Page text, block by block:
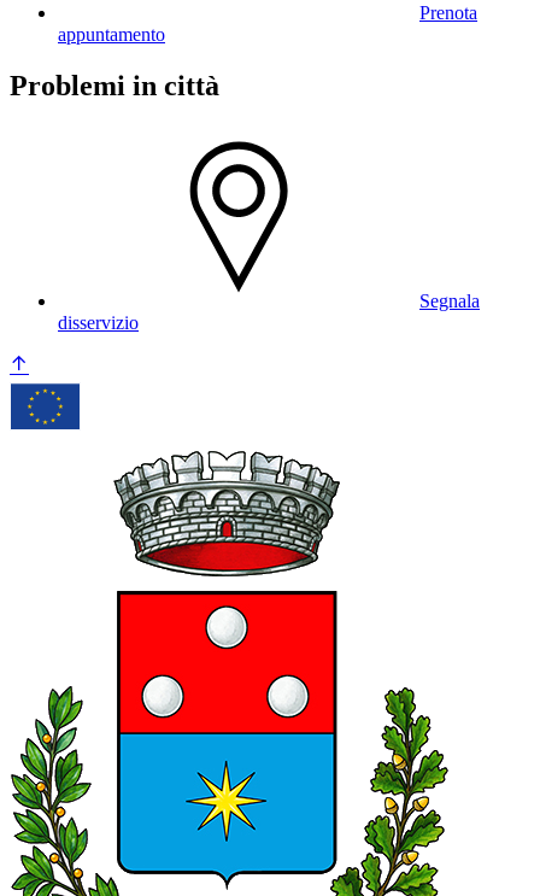
Prenota
appuntamento
Problemi in città
Segnala
disservizio